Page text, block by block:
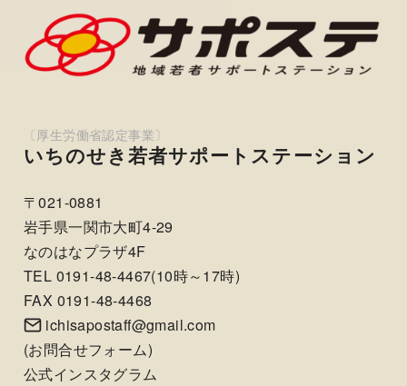
いちのせき若者サポートステーション
〒021-0881
岩手県一関市大町4-29
なのはなプラザ4F
TEL 0191-48-4467(10時～17時)
FAX 0191-48-4468
ichisapostaff@gmail.com
(お問合せフォーム)
公式インスタグラム